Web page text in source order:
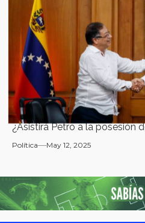
¿Asistirá Petro a la posesión
Política May 12, 2025